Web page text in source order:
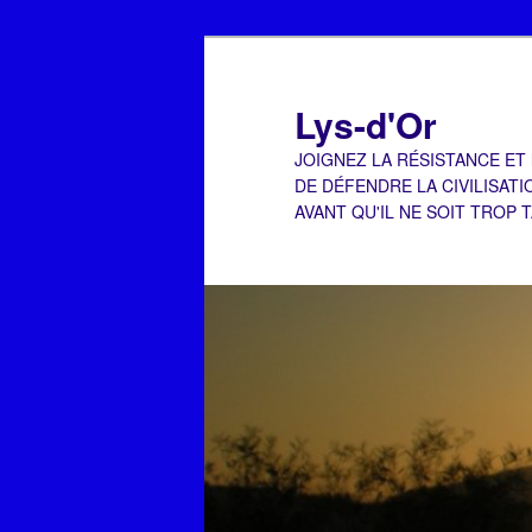
Lys-d'Or
JOIGNEZ LA RÉSISTANCE
DE DÉFENDRE LA
AVANT QU'IL NE SOIT TROP